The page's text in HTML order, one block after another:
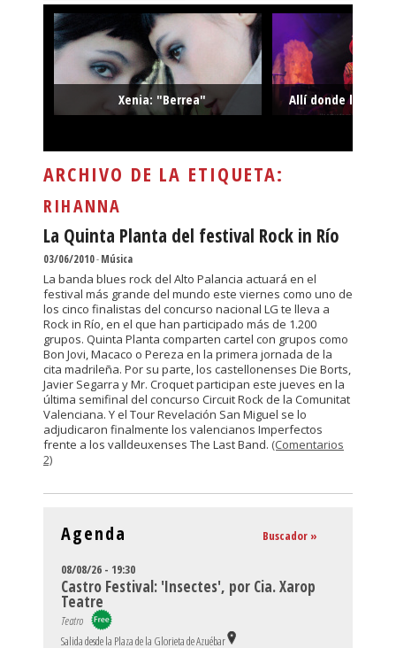
Xenia: "Berrea" Allí donde la
ARCHIVO DE LA ETIQUETA:
RIHANNA
La Quinta Planta del festival Rock in Río
03/06/2010-Música
La banda blues rock del Alto Palancia actuará en el
festival más grande del mundo este viernes como uno de
los cinco finalistas del concurso nacional LG te lleva a
Rock in Río, en el que han participado más de 1.200
grupos. Quinta Planta comparten cartel con grupos como
Bon Jovi, Macaco o Pereza en la primera jornada de la
cita madrileña. Por su parte, los castellonenses Die Borts,
Javier Segarra y Mr. Croquet participan este jueves en la
última semifinal del concurso Circuit Rock de la Comunitat
Valenciana. Y el Tour Revelación San Miguel se lo
adjudicaron finalmente los valencianos Imperfectos
frente a los valldeuxenses The Last Band. (Comentarios
2)
Agenda Buscador »
08/08/26 - 19:30
Castro Festival: 'Insectes', por Cia. Xarop
Teatre
Teatro
Salida desde la Plaza de la Glorieta de Azuébar